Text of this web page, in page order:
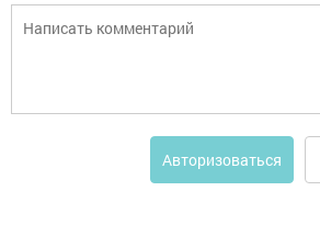
Авторизоваться